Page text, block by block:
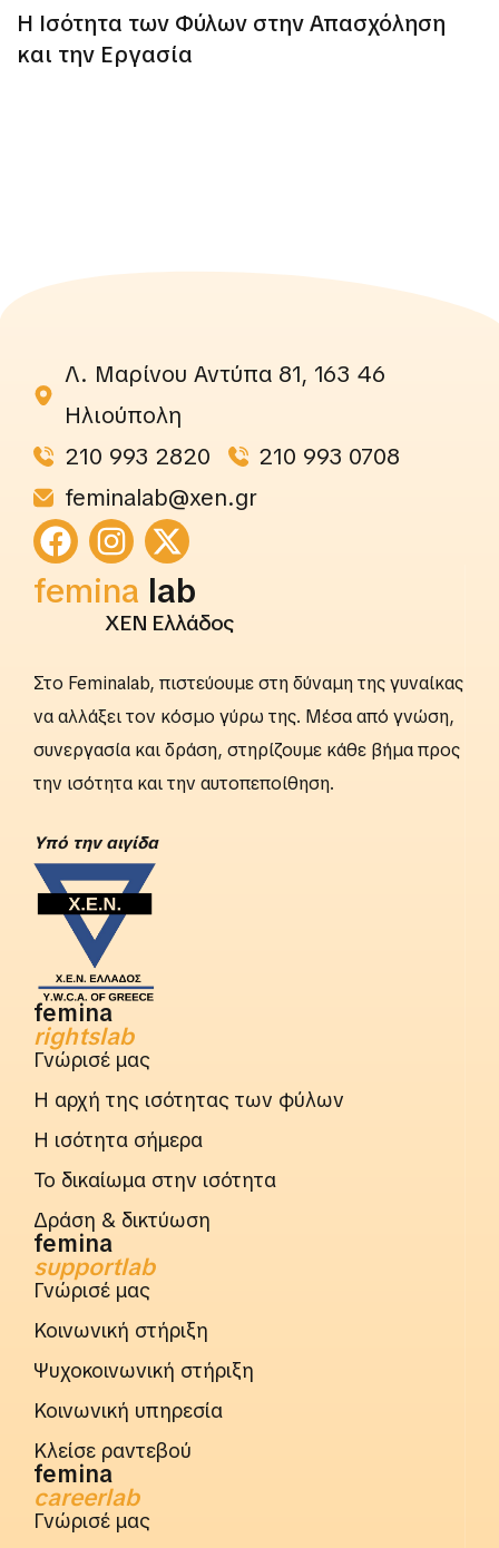
Η Ισότητα των Φύλων στην Απασχόληση
και την Εργασία
Λ. Μαρίνου Αντύπα 81, 163 46
Ηλιούπολη
210 993 2820
210 993 0708
feminalab@xen.gr
femina lab
rightslab
ΧΕΝ Ελλάδος
Στο Feminalab, πιστεύουμε στη δύναμη της γυναίκας
να αλλάξει τον κόσμο γύρω της. Μέσα από γνώση,
συνεργασία και δράση, στηρίζουμε κάθε βήμα προς
την ισότητα και την αυτοπεποίθηση.
Yπό την αιγίδα
femina
rightslab
Γνώρισέ μας
Η αρχή της ισότητας των φύλων
Η ισότητα σήμερα
Το δικαίωμα στην ισότητα
Δράση & δικτύωση
femina
supportlab
Γνώρισέ μας
Κοινωνική στήριξη
Ψυχοκοινωνική στήριξη
Κοινωνική υπηρεσία
Κλείσε ραντεβού
femina
careerlab
Γνώρισέ μας